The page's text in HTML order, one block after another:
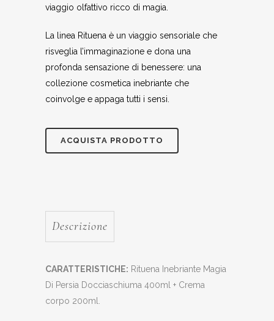
viaggio olfattivo ricco di magia.
La linea Rituena è un viaggio sensoriale che
risveglia l’immaginazione e dona una
profonda sensazione di benessere: una
collezione cosmetica inebriante che
coinvolge e appaga tutti i sensi.
ACQUISTA PRODOTTO
Descrizione
CARATTERISTICHE: Rituena Inebriante Magia
Di Persia Docciaschiuma 400ml + Crema
corpo 200ml.